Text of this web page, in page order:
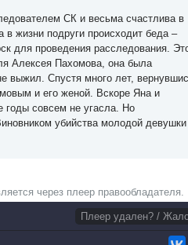
СК и весьма счастлива в
в жизни подруги происходит беда –
для проведения расследования.
Алексея Пахомова, она была
выжил. Спустя много лет,
и его женой. Вскоре Яна и
годы совсем не угасла. Но
убийства молодой девушки
через плеер правообладателя.
Плеер удален? /